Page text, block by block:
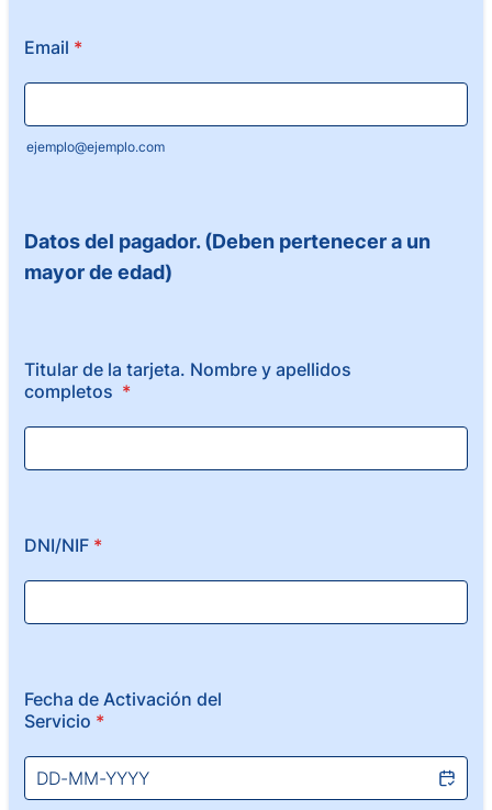
Email *
ejemplo@ejemplo.com
Datos del pagador. (Deben pertenecer a un
mayor de edad)
Titular de la tarjeta. Nombre y apellidos
completos *
DNI/NIF *
Fecha de Activación del
Servicio *